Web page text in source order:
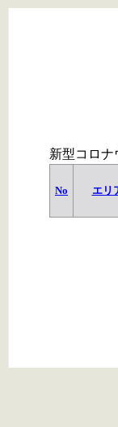
新型コロナ
No エリ